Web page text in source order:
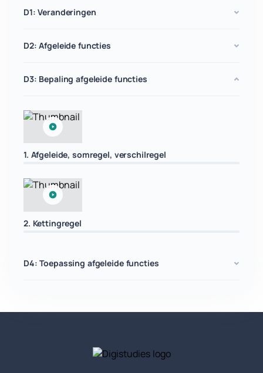
D1: Veranderingen
D2: Afgeleide functies
D3: Bepaling afgeleide functies
1. Afgeleide, somregel, verschilregel
2. Kettingregel
D4: Toepassing afgeleide functies